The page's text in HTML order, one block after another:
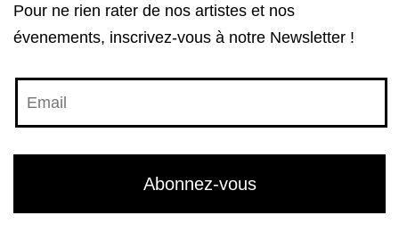
Pour ne rien rater de nos artistes et nos
évenements, inscrivez-vous à notre Newsletter !